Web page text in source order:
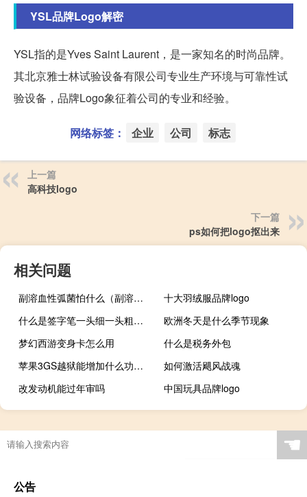
YSL品牌Logo解密
YSL指的是Yves Saint Laurent，是一家知名的时尚品牌。
其北京雅士林试验设备有限公司专业生产环境与可靠性试
验设备，品牌Logo象征着公司的专业和经验。
网络标签： 企业 公司 标志
上一篇
高科技logo
下一篇
ps如何把logo抠出来
相关问题
副溶血性弧菌怕什么（副溶血性弧菌怎么办）
十大羽绒服品牌logo
什么是签字笔一头细一头粗（什么是签字笔）
欧洲冬天是什么季节现象
梦幻西游变身卡怎么用
什么是税务外包
苹果3GS越狱能增加什么功能（苹果3gs越狱）
如何激活飓风战魂
改发动机能过年审吗
中国玩具品牌logo
☚
公告